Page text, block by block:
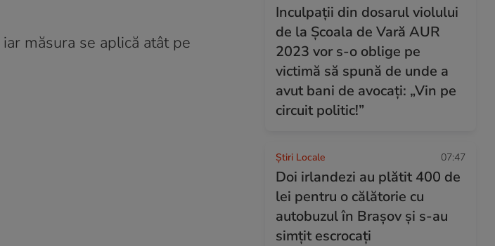
măsura se aplică atât pe
Inculpații din dosarul violului
de la Școala de Vară AUR
2023 vor s-o oblige pe
victimă să spună de unde a
avut bani de avocați: „Vin pe
circuit politic!”
Știri Locale 07:47
Doi irlandezi au plătit 400 de
lei pentru o călătorie cu
autobuzul în Brașov și s-au
simțit escrocați